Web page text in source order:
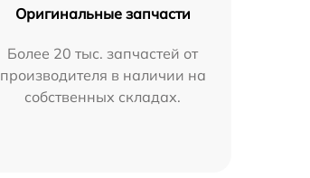
Оригинальные запчасти
Более 20 тыс. запчастей от
производителя в наличии на
собственных складах.